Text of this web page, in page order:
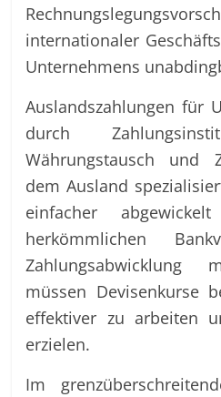
internationaler
Unternehmens
Auslandszahlungen für
durch
Währungstausch und
dem Ausland
einfacher
herkömmlichen
müssen Devisenkurse
effektiver zu arbeiten
erzielen.
Im